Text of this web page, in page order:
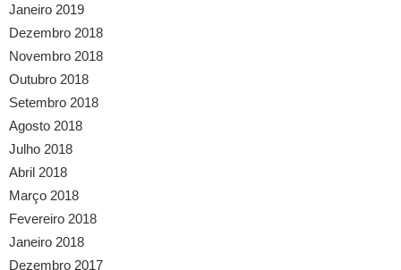
Janeiro 2019
Dezembro 2018
Novembro 2018
Outubro 2018
Setembro 2018
Agosto 2018
Julho 2018
Abril 2018
Março 2018
Fevereiro 2018
Janeiro 2018
Dezembro 2017